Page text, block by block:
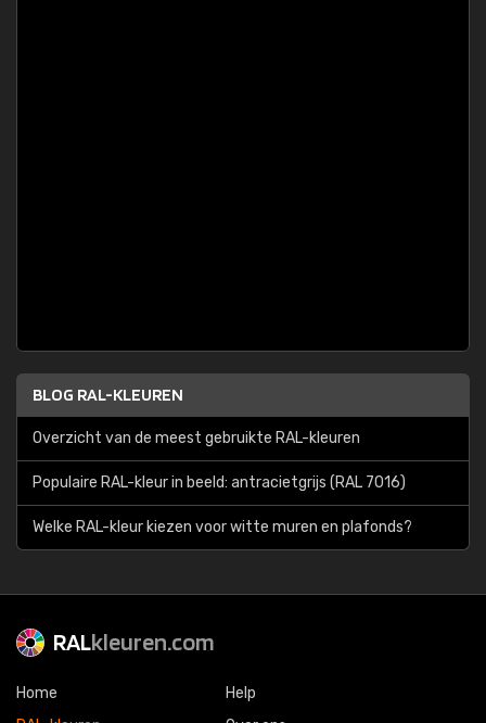
BLOG RAL-KLEUREN
Overzicht van de meest gebruikte RAL-kleuren
Populaire RAL-kleur in beeld: antracietgrijs (RAL 7016)
Welke RAL-kleur kiezen voor witte muren en plafonds?
RALkleuren.com
Home
Help